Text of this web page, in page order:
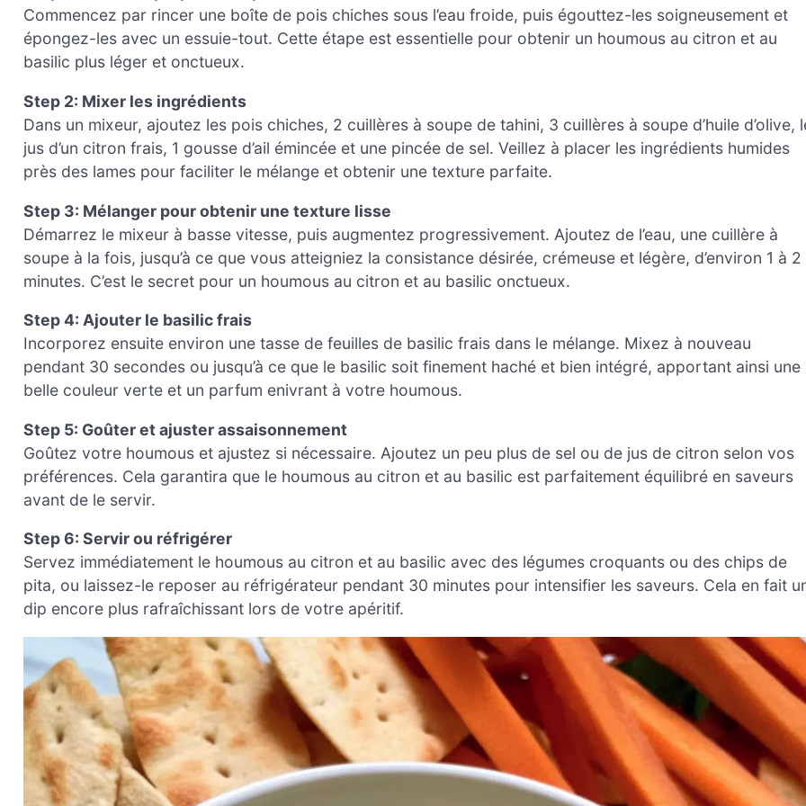
Commencez par rincer une boîte de pois chiches sous l’eau froide, puis égouttez-les soigneusement et
épongez-les avec un essuie-tout. Cette étape est essentielle pour obtenir un houmous au citron et au
basilic plus léger et onctueux.
Step 2: Mixer les ingrédients
Dans un mixeur, ajoutez les pois chiches, 2 cuillères à soupe de tahini, 3 cuillères à soupe d’huile d’olive,
jus d’un citron frais, 1 gousse d’ail émincée et une pincée de sel. Veillez à placer les ingrédients humides
près des lames pour faciliter le mélange et obtenir une texture parfaite.
Step 3: Mélanger pour obtenir une texture lisse
Démarrez le mixeur à basse vitesse, puis augmentez progressivement. Ajoutez de l’eau, une cuillère à
soupe à la fois, jusqu’à ce que vous atteigniez la consistance désirée, crémeuse et légère, d’environ 1 à 2
minutes. C’est le secret pour un houmous au citron et au basilic onctueux.
Step 4: Ajouter le basilic frais
Incorporez ensuite environ une tasse de feuilles de basilic frais dans le mélange. Mixez à nouveau
pendant 30 secondes ou jusqu’à ce que le basilic soit finement haché et bien intégré, apportant ainsi une
belle couleur verte et un parfum enivrant à votre houmous.
Step 5: Goûter et ajuster assaisonnement
Goûtez votre houmous et ajustez si nécessaire. Ajoutez un peu plus de sel ou de jus de citron selon vos
préférences. Cela garantira que le houmous au citron et au basilic est parfaitement équilibré en saveurs
avant de le servir.
Step 6: Servir ou réfrigérer
Servez immédiatement le houmous au citron et au basilic avec des légumes croquants ou des chips de
pita, ou laissez-le reposer au réfrigérateur pendant 30 minutes pour intensifier les saveurs. Cela en fait
dip encore plus rafraîchissant lors de votre apéritif.